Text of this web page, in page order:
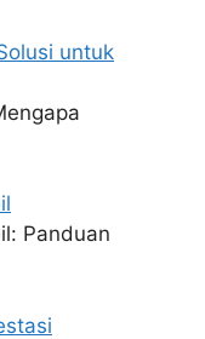
untuk
Panduan